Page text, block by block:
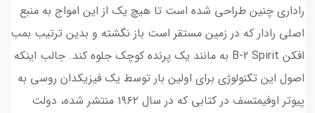
راداری چنین طراحی شده است تا هیچ یک از این امواج به منبع
اصلی رادار که در زمین مستقر است باز نگشته و بدین ترتیب بمب
افکن B-2 Spirit به مانند یک پرنده کوچک جلوه کند. جالب اینکه
اصول این تکنولوژی برای اولین بار توسط یک فیزیکدان روسی به
پیوتر اوفیمتسف در کتابی که در سال ۱۹۶۲ منتشر شده، دولت